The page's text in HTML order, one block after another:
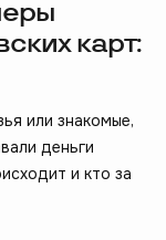
карт:
или знакомые,
деньги
и кто за